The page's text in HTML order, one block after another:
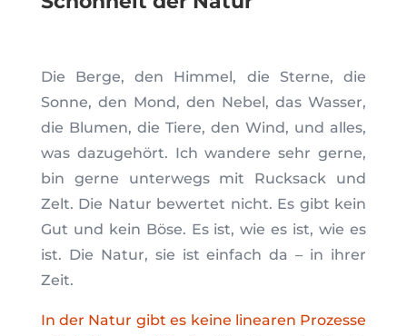
Die Berge, den Himmel, die Sterne, die
Sonne, den Mond, den Nebel, das Wasser,
die Blumen, die Tiere, den Wind, und alles,
was dazugehört. Ich wandere sehr gerne,
bin gerne unterwegs mit Rucksack und
Zelt. Die Natur bewertet nicht. Es gibt kein
Gut und kein Böse. Es ist, wie es ist, wie es
ist. Die Natur, sie ist einfach da – in ihrer
Zeit.
In der Natur gibt es keine linearen Prozesse